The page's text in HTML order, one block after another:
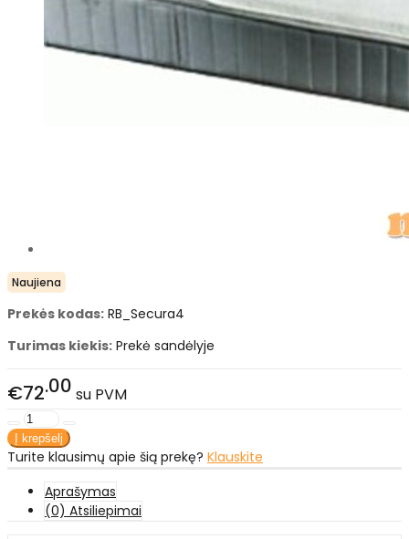
Naujiena
Prekės kodas: RB_Secura4
Turimas kiekis: Prekė sandėlyje
€72 00 su PVM
Turite klausimų apie šią prekę? Klauskite
Aprašymas
(0) Atsiliepimai